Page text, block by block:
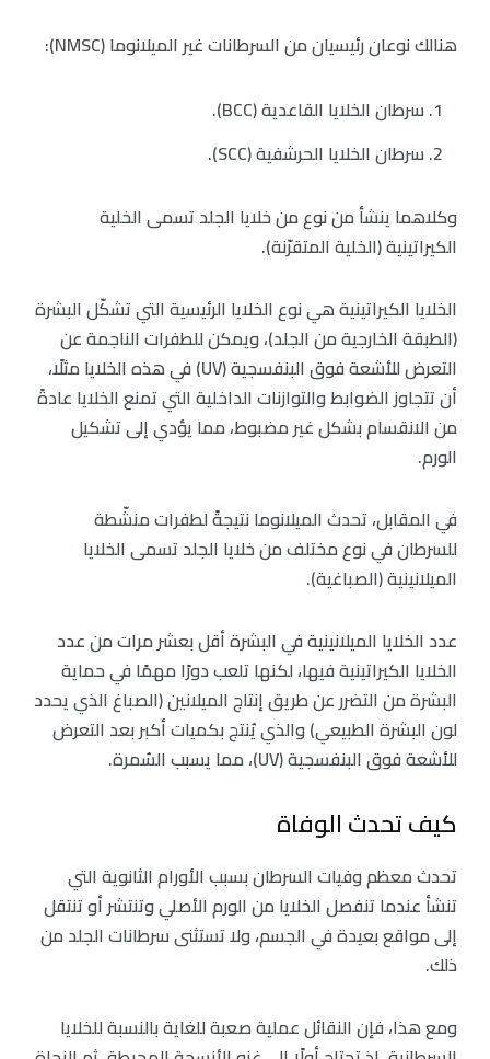
هنالك نوعان رئيسيان من السرطانات غير الميلانوما (NMSC):
سرطان الخلايا القاعدية (BCC).
سرطان الخلايا الحرشفية (SCC).
وكلاهما ينشأ من نوع من خلايا الجلد تسمى الخلية
الكيراتينية (الخلية المتقرّنة).
الخلايا الكيراتينية هي نوع الخلايا الرئيسية التي تشكّل البشرة
(الطبقة الخارجية من الجلد)، ويمكن للطفرات الناجمة عن
التعرض للأشعة فوق البنفسجية (UV) في هذه الخلايا مثلًا،
أن تتجاوز الضوابط والتوازنات الداخلية التي تمنع الخلايا عادةً
من الانقسام بشكل غير مضبوط، مما يؤدي إلى تشكيل
الورم.
في المقابل، تحدث الميلانوما نتيجةً لطفرات منشّطة
للسرطان في نوع مختلف من خلايا الجلد تسمى الخلايا
الميلانينية (الصباغية).
عدد الخلايا الميلانينية في البشرة أقل بعشر مرات من عدد
الخلايا الكيراتينية فيها، لكنها تلعب دورًا مهمًا في حماية
البشرة من التضرر عن طريق إنتاج الميلانين (الصباغ الذي يحدد
لون البشرة الطبيعي) والذي يُنتج بكميات أكبر بعد التعرض
للأشعة فوق البنفسجية (UV)، مما يسبب السُمرة.
كيف تحدث الوفاة
تحدث معظم وفيات السرطان بسبب الأورام الثانوية التي
تنشأ عندما تنفصل الخلايا من الورم الأصلي وتنتشر أو تنتقل
إلى مواقع بعيدة في الجسم، ولا تستثنى سرطانات الجلد من
ذلك.
ومع هذا، فإن النقائل عملية صعبة للغاية بالنسبة للخلايا